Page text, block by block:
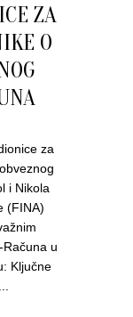
ZA
O
za
i Nikola
(FINA)
u
Ključne